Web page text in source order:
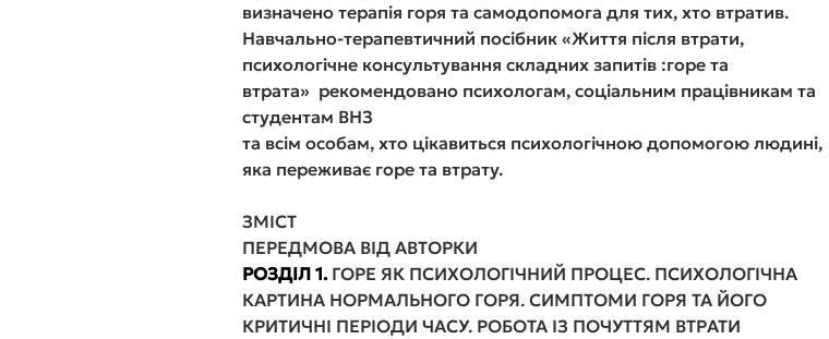
визначено терапія горя та самодопомога для тих, хто втратив.
Навчально-терапевтичний посібник «Життя після втрати,
психологічне консультування складних запитів :горе та
втрата» рекомендовано психологам, соціальним працівникам та
студентам ВНЗ
та всім особам, хто цікавиться психологічною допомогою людині,
яка переживає горе та втрату.
ЗМІСТ
ПЕРЕДМОВА ВІД АВТОРКИ
РОЗДІЛ 1. ГОРЕ ЯК ПСИХОЛОГІЧНИЙ ПРОЦЕС. ПСИХОЛОГІЧНА
КАРТИНА НОРМАЛЬНОГО ГОРЯ. СИМПТОМИ ГОРЯ ТА ЙОГО
КРИТИЧНІ ПЕРІОДИ ЧАСУ. РОБОТА ІЗ ПОЧУТТЯМ ВТРАТИ